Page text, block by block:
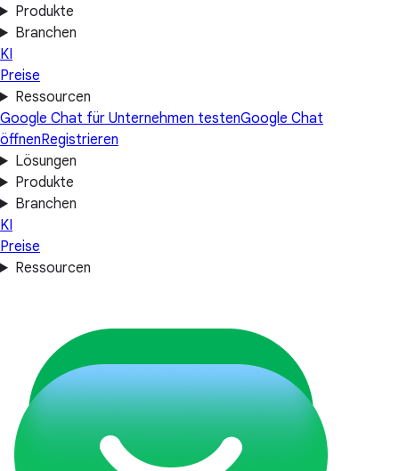
Produkte
Branchen
KI
Preise
Ressourcen
Google Chat für Unternehmen testenGoogle Chat
öffnenRegistrieren
Lösungen
Produkte
Branchen
KI
Preise
Ressourcen